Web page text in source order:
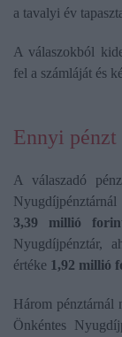
a tavalyi év
A válaszokból
fel a számláját és
Ennyi
A válaszadó
3,39 millió
Nyugdíjpénztár,
értéke 1,92 millió
Három pénztárnál
Önkéntes